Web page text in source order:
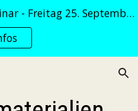
Skip to navigation
mwstnetzwerk Tagesseminar - Freitag 25. September 2026